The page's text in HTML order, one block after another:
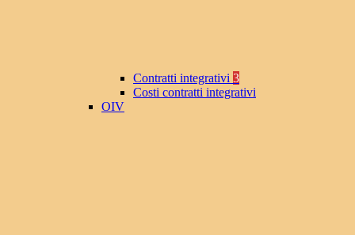
Contratti integrativi 3
Costi contratti integrativi
OIV